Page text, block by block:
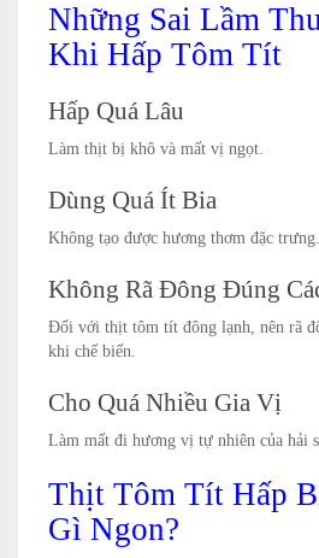
Những Sai Lầm
Khi Hấp Tôm Tít
Hấp Quá Lâu
Làm thịt bị khô và mất vị ngọt.
Dùng Quá Ít Bia
Không tạo được hương thơm đặc trưng.
Không Rã Đông Đúng
Đối với thịt tôm tít đông lạnh, nên rã
khi chế biến.
Cho Quá Nhiều Gia Vị
Làm mất đi hương vị tự nhiên của hải
Thịt Tôm Tít Hấp
Gì Ngon?